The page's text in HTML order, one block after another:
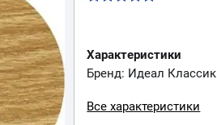
Характеристики
Бренд: Идеал Классик
Все характеристики